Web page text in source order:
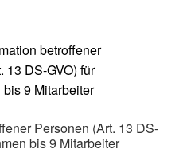
Personen (Art. 13 DS-
bis 9 Mitarbeiter